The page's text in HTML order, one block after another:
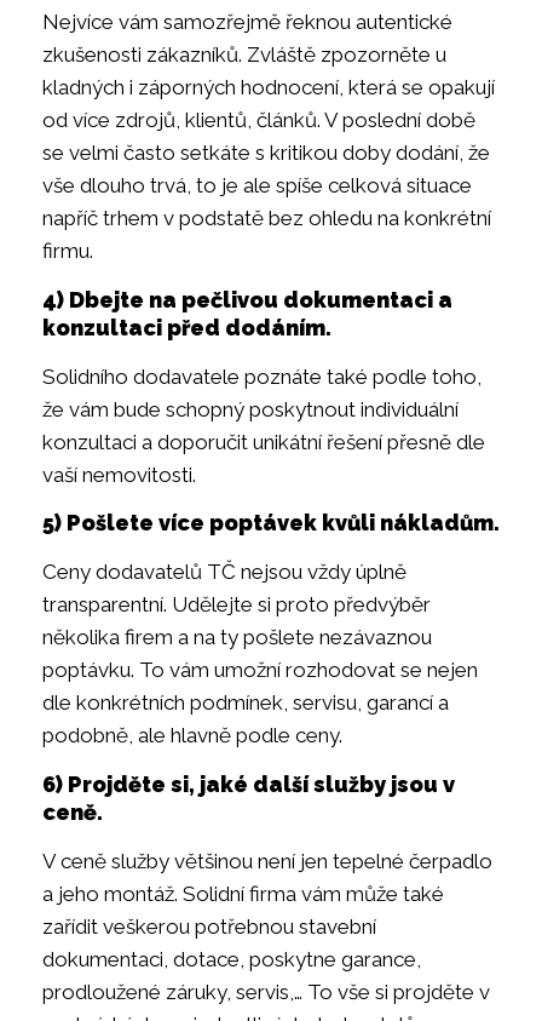
Nejvíce vám samozřejmě řeknou autentické
zkušenosti zákazníků. Zvláště zpozorněte u
kladných i záporných hodnocení, která se opakují
od více zdrojů, klientů, článků. V poslední době
se velmi často setkáte s kritikou doby dodání, že
vše dlouho trvá, to je ale spíše celková situace
napříč trhem v podstatě bez ohledu na konkrétní
firmu.
4) Dbejte na pečlivou dokumentaci a
konzultaci před dodáním.
Solidního dodavatele poznáte také podle toho,
že vám bude schopný poskytnout individuální
konzultaci a doporučit unikátní řešení přesně dle
vaší nemovitosti.
5) Pošlete více poptávek kvůli nákladům.
Ceny dodavatelů TČ nejsou vždy úplně
transparentní. Udělejte si proto předvýběr
několika firem a na ty pošlete nezávaznou
poptávku. To vám umožní rozhodovat se nejen
dle konkrétních podmínek, servisu, garancí a
podobně, ale hlavně podle ceny.
6) Projděte si, jaké další služby jsou v
ceně.
V ceně služby většinou není jen tepelné čerpadlo
a jeho montáž. Solidní firma vám může také
zařídit veškerou potřebnou stavební
dokumentaci, dotace, poskytne garance,
prodloužené záruky, servis,… To vše si projděte v